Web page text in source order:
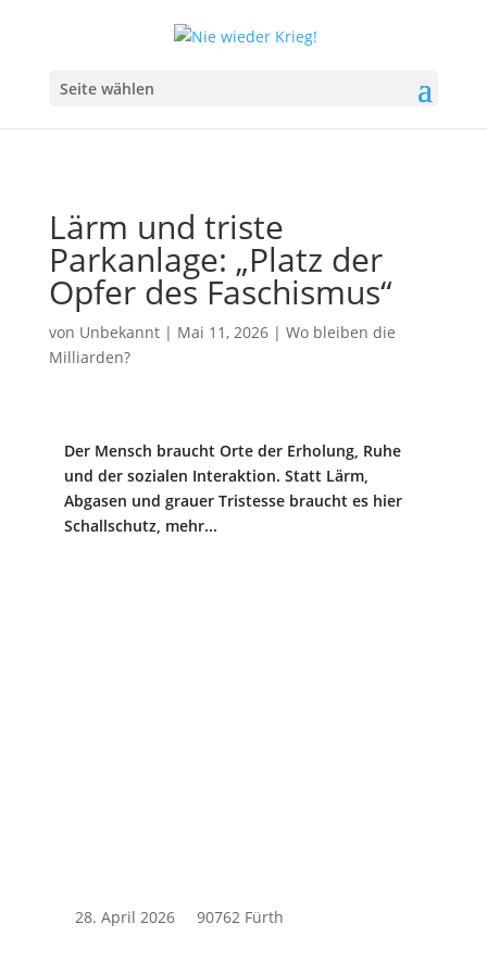
Seite wählen
Lärm und triste
Parkanlage: „Platz der
Opfer des Faschismus“
von Unbekannt| Mai 11, 2026| Wo bleiben die
Milliarden?
Der Mensch braucht Orte der Erholung, Ruhe
und der sozialen Interaktion. Statt Lärm,
Abgasen und grauer Tristesse braucht es hier
Schallschutz, mehr...
28. April 2026 90762 Fürth